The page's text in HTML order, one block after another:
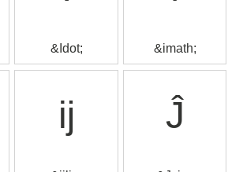
&Idot; &imath;
ĳ Ĵ